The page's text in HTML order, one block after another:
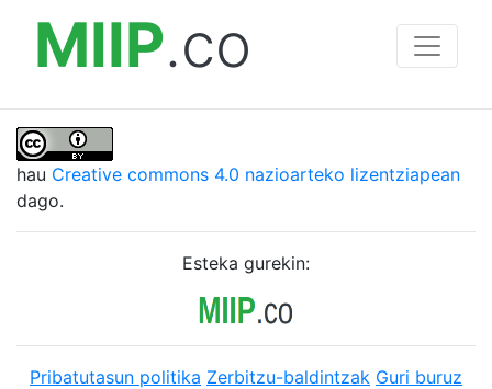
MIIP.co
hau Creative commons 4.0 nazioarteko lizentziapean
dago.
Esteka gurekin:
Pribatutasun politika Zerbitzu-baldintzak Guri buruz